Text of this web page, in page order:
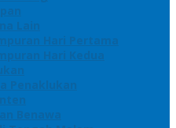
Lain
Hari Pertama
Hari Kedua
Penaklukan
Benawa